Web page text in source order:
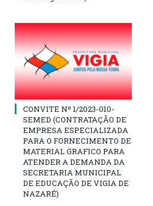
CONVITE Nº 1/2023-010-
SEMED (CONTRATAÇÃO DE
EMPRESA ESPECIALIZADA
PARA O FORNECIMENTO DE
MATERIAL GRAFICO PARA
ATENDER A DEMANDA DA
SECRETARIA MUNICIPAL
DE EDUCAÇÃO DE VIGIA DE
NAZARÉ)